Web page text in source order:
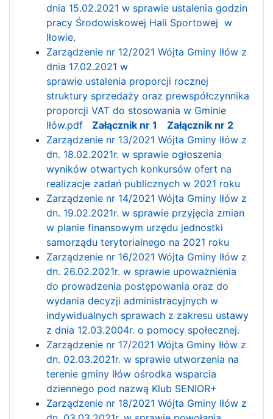
dnia 15.02.2021 w sprawie ustalenia godzin
pracy Środowiskowej Hali Sportowej w
Iłowie.
Zarządzenie nr 12/2021 Wójta Gminy Iłów z
dnia 17.02.2021 w
sprawie ustalenia proporcji rocznej
struktury sprzedaży oraz prewspółczynnika
proporcji VAT do stosowania w Gminie
Iłów.pdf
Załącznik nr 1
Załącznik nr 2
Zarządzenie nr 13/2021 Wójta Gminy Iłów z
dn. 18.02.2021r. w sprawie ogłoszenia
wyników otwartych konkursów ofert na
realizacje zadań publicznych w 2021 roku
Zarządzenie nr 14/2021 Wójta Gminy Iłów z
dn. 19.02.2021r. w sprawie przyjęcia zmian
w planie finansowym urzędu jednostki
samorządu terytorialnego na 2021 roku
Zarządzenie nr 16/2021 Wójta Gminy Iłów z
dn. 26.02.2021r. w sprawie upoważnienia
do prowadzenia postępowania oraz do
wydania decyzji administracyjnych w
indywidualnych sprawach z zakresu ustawy
z dnia 12.03.2004r. o pomocy społecznej.
Zarządzenie nr 17/2021 Wójta Gminy Iłów z
dn. 02.03.2021r. w sprawie utworzenia na
terenie gminy Iłów ośrodka wsparcia
dziennego pod nazwą Klub SENIOR+
Zarządzenie nr 18/2021 Wójta Gminy Iłów z